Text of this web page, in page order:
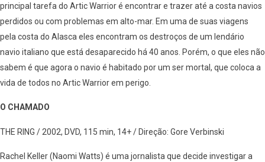
principal tarefa do Artic Warrior é encontrar e trazer até a costa navios
perdidos ou com problemas em alto-mar. Em uma de suas viagens
pela costa do Alasca eles encontram os destroços de um lendário
navio italiano que está desaparecido há 40 anos. Porém, o que eles não
sabem é que agora o navio é habitado por um ser mortal, que coloca a
vida de todos no Artic Warrior em perigo.
O CHAMADO
THE RING / 2002, DVD, 115 min, 14+ / Direção: Gore Verbinski
Rachel Keller (Naomi Watts) é uma jornalista que decide investigar a